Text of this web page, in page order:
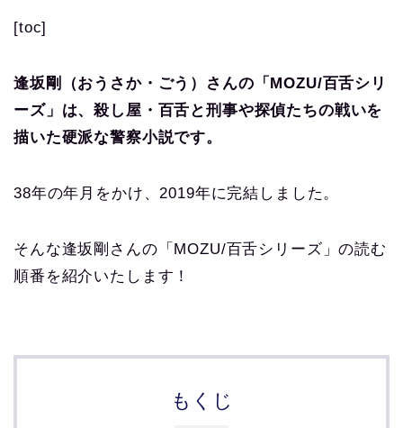
[toc]
逢坂剛（おうさか・ごう）さんの「MOZU/百舌シリ
ーズ」は、殺し屋・百舌と刑事や探偵たちの戦いを
描いた硬派な警察小説です。
38年の年月をかけ、2019年に完結しました。
そんな逢坂剛さんの「MOZU/百舌シリーズ」の読む
順番を紹介いたします！
もくじ